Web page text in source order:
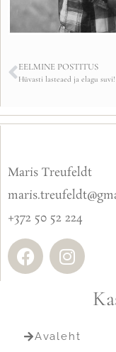
EELMINE POSTITUS
Hüvasti lasteaed ja elagu suvi!
Maris Treufeldt
+372 50 52 224
Avaleht